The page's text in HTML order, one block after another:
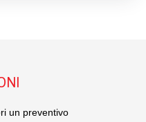
un preventivo